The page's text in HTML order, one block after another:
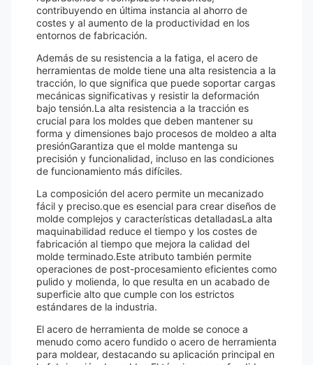
contribuyendo en última instancia al ahorro de
costes y al aumento de la productividad en los
entornos de fabricación.
Además de su resistencia a la fatiga, el acero de
herramientas de molde tiene una alta resistencia a la
tracción, lo que significa que puede soportar cargas
mecánicas significativas y resistir la deformación
bajo tensión.La alta resistencia a la tracción es
crucial para los moldes que deben mantener su
forma y dimensiones bajo procesos de moldeo a alta
presiónGarantiza que el molde mantenga su
precisión y funcionalidad, incluso en las condiciones
de funcionamiento más difíciles.
La composición del acero permite un mecanizado
fácil y preciso.que es esencial para crear diseños de
molde complejos y características detalladasLa alta
maquinabilidad reduce el tiempo y los costes de
fabricación al tiempo que mejora la calidad del
molde terminado.Este atributo también permite
operaciones de post-procesamiento eficientes como
pulido y molienda, lo que resulta en un acabado de
superficie alto que cumple con los estrictos
estándares de la industria.
El acero de herramienta de molde se conoce a
menudo como acero fundido o acero de herramienta
para moldear, destacando su aplicación principal en